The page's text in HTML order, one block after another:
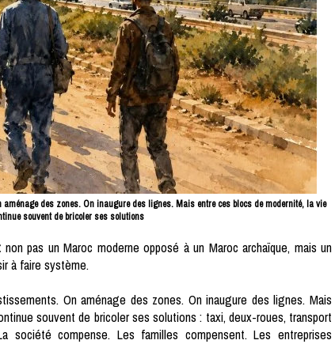
des zones. On inaugure des lignes. Mais entre ces blocs de modernité, la vie
souvent de bricoler ses solutions
non pas un Maroc moderne opposé à un Maroc archaïque, mais un
à faire système.
On aménage des zones. On inaugure des lignes. Mais
souvent de bricoler ses solutions : taxi, deux-roues, transport
société compense. Les familles compensent. Les entreprises